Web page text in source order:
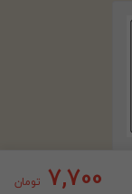
7,700 تومانکده فقط برای مقاصد